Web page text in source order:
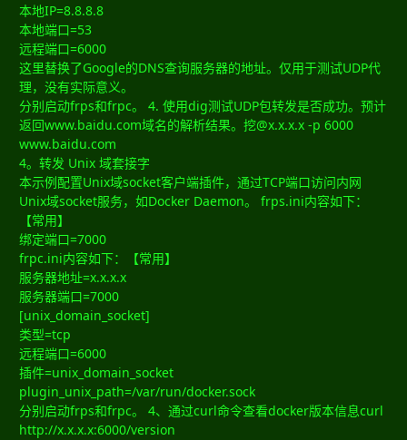
本地IP=8.8.8.8
本地端口=53
远程端口=6000
这里替换了Google的DNS查询服务器的地址。仅用于测试UDP代
理，没有实际意义。
分别启动frps和frpc。 4. 使用dig测试UDP包转发是否成功。预计
返回www.baidu.com域名的解析结果。挖@x.x.x.x -p 6000
www.baidu.com
4。转发 Unix 域套接字
本示例配置Unix域socket客户端插件，通过TCP端口访问内网
Unix域socket服务，如Docker Daemon。 frps.ini内容如下：
【常用】
绑定端口=7000
frpc.ini内容如下：【常用】
服务器地址=x.x.x.x
服务器端口=7000
[unix_domain_socket]
类型=tcp
远程端口=6000
插件=unix_domain_socket
plugin_unix_path=/var/run/docker.sock
分别启动frps和frpc。 4、通过curl命令查看docker版本信息curl
http://x.x.x.x:6000/version